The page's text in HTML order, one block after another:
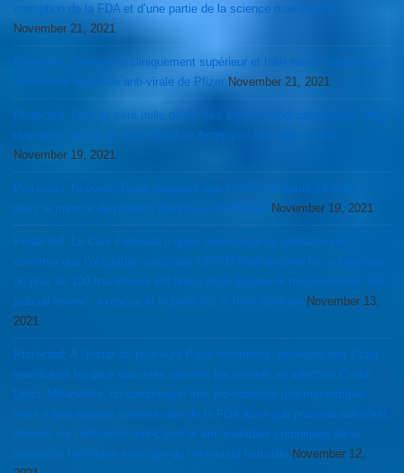
corruption de la FDA et d’une partie de la science mainstream
November 21, 2021
Protected: Ivermectin cliniquement supérieur et bien moins onéreux que
la nouvelle molécule anti-virale de Pfizer November 21, 2021
Protected: Plus de cent mille décès liés à la sur-médicalisation et “drug
overdose” lors de la crise Covid en Amérique: nouveau record
November 19, 2021
Protected: Nouvelle étude indiquant que COVID 19 aurait sa source
dans le marché de produits d’animaux de Wuhan November 19, 2021
Protected: La Cour Fédérale d’appel américaine du 5ieme circuit
confirme que l’obligation vaccinale COVID fédérale pour les entreprises
de plus de 100 travailleurs est prima facie illégale et nécessite une “full
judicial review”: exégèse et le point sur le front juridique November 13,
2021
Protected: A l’instar de plusieurs Pays européens, plusieurs des Etats
américains les plus vaccinés cassent les records en infection Covid-
Delta. Meanwhile, un cardiologue très pro-industrie pharmaceutique
vient d’être nommé commissaire de la FDA alors que presque rien n’est
déclaré sur l’efficacité anti-Covid et anti-maladies chroniques de la
médecine holistique ainsi que de l’immunité naturelle November 12,